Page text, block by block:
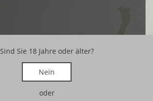
Sind Sie 18 Jahre oder älter?
Nein
oder